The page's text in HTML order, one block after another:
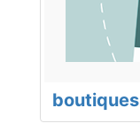
boutiques